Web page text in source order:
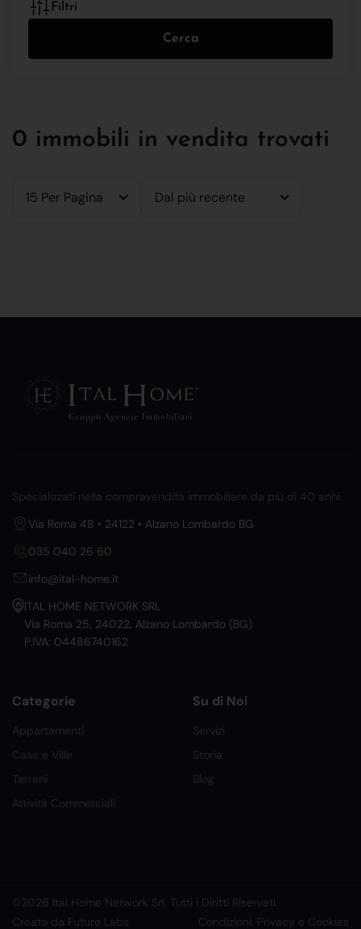
Filtri
Cerca
0 immobili in vendita trovati
15 Per Pagina Dal più recente
Specializzati nella compravendita immobiliare da più di 40 anni.
Via Roma 48 • 24122 • Alzano Lombardo BG
035 040 26 60
info@ital-home.it
ITAL HOME NETWORK SRL
Via Roma 25, 24022, Alzano Lombardo (BG)
P.IVA: 04486740162
Categorie
Appartamenti
Case e Ville
Terreni
Attività Commerciali
Su di Noi
Servizi
Storia
Blog
©2026 Ital Home Network Srl. Tutti i Diritti Riservati.
Creato da Future Labs
Condizioni, Privacy e Cookies